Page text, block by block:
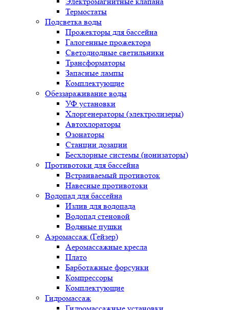
Термостаты
Подсветка воды
Прожекторы для бассейна
Галогенные прожектора
Светодиодные светильники
Трансформаторы
Запасные лампы
Комплектующие
Обеззараживание воды
УФ установки
Хлоргенераторы (электролизеры)
Автохлораторы
Озонаторы
Станции дозации
Бесхлорные системы (ионизаторы)
Противотоки для бассейна
Встраиваемый противоток
Навесные противотоки
Водопад для бассейна
Излив для водопада
Водопад стеновой
Водяные пушки
Аэромассаж (Гейзер)
Аеромассажные кресла
Плато
Барботажные форсунки
Компрессоры
Комплектующие
Гидромассаж